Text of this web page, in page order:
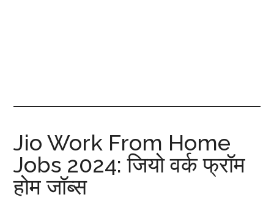
Jio Work From Home
Jobs 2024: जियो वर्क फ्रॉम
होम जॉब्स